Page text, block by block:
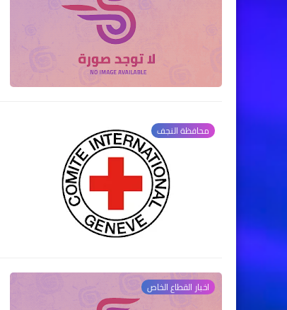
محافظة النجف
اخبار القطاع الخاص